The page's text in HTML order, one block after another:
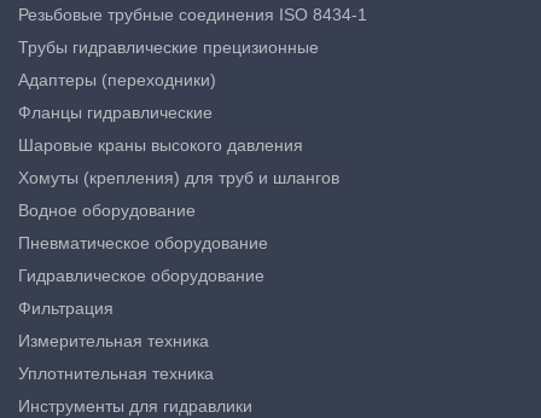
Резьбовые трубные соединения ISO 8434-1
Трубы гидравлические прецизионные
Адаптеры (переходники)
Фланцы гидравлические
Шаровые краны высокого давления
Хомуты (крепления) для труб и шлангов
Водное оборудование
Пневматическое оборудование
Гидравлическое оборудование
Фильтрация
Измерительная техника
Уплотнительная техника
Инструменты для гидравлики